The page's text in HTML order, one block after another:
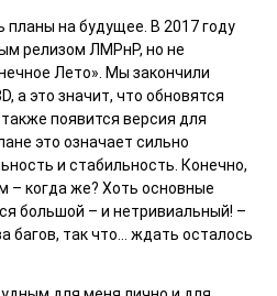
планы на будущее. В 2017 году
релизом ЛМРнР, но не
Лето». Мы закончили
а это значит, что обновятся
появится версия для
это означает сильно
и стабильность. Конечно,
– когда же? Хоть основные
большой – и нетривиальный! –
багов, так что… ждать осталось